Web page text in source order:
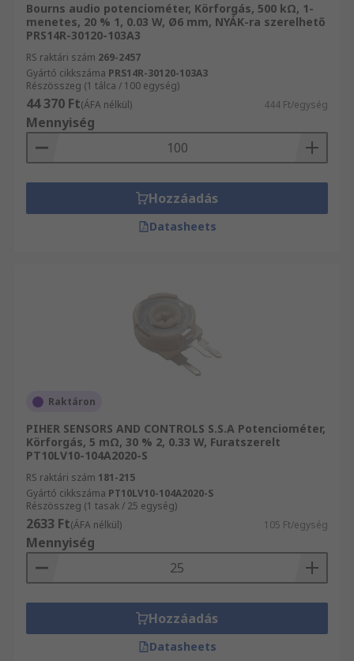
elcsúsztatja a szintszabályozót a pálya mentén,
az ellenállás a teljes ellenállás fele. A lineáris
kúpos potenciométereket jellemzően olyan
alkalmazásokban használják, mint a fényerő-
szabályozó kapcsolók.
Logaritmikus kúpos potenciométerek esetén az
ellenállás nem változik állandó sebességgel. Az
ellenállás szintje exponenciálisan felfelé vagy
lefelé mozog. A pálya mentén félúton elfordított
vagy elmozdult potenciométer, nem olyan
ellenállást állít elő, amely a teljes ellenállás fele.
Mi a különbség a potenciométer és a
A különbség az egyes eszközök kivezetéseinek
számában rejlik. A potenciométerek három, míg a
reosztátok csak két kivezetéssel rendelkeznek.
Perifériákat keres potenciométeréhez?
lt/>/h2>Potenciométer-
gombokPotenciométer-tartozékok
Potenciométer-szerelőanyák
Bourns audio potenciométer, Körforgás, 500 kΩ, 1-
menetes, 20 % 1, 0.03 W, Ø6 mm, NYÁK-ra szerelhető
PRS14R-30120-103A3
RS raktári szám 269-2457
Gyártó cikkszáma PRS14R-30120-103A3
Részösszeg (1 tálca / 100 egység)
44 370 Ft(ÁFA nélkül) 444 Ft/egység
Mennyiség
Hozzáadás
Datasheets
Raktáron
PIHER SENSORS AND CONTROLS S.S.A Potenciométer,
Körforgás, 5 mΩ, 30 % 2, 0.33 W, Furatszerelt
PT10LV10-104A2020-S
RS raktári szám 181-215
Gyártó cikkszáma PT10LV10-104A2020-S
Részösszeg (1 tasak / 25 egység)
2633 Ft(ÁFA nélkül) 105 Ft/egység
Mennyiség
Hozzáadás
Datasheets